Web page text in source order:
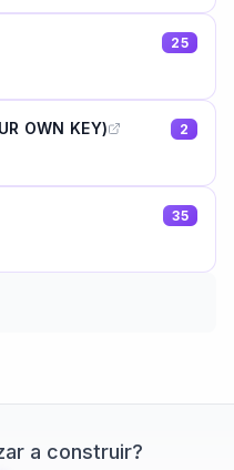
25
OWN KEY)
2
35
a construir?